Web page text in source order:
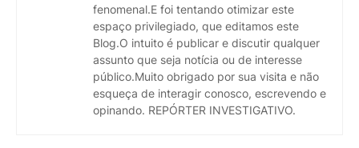
fenomenal.E foi tentando otimizar este
espaço privilegiado, que editamos este
Blog.O intuito é publicar e discutir qualquer
assunto que seja notícia ou de interesse
público.Muito obrigado por sua visita e não
esqueça de interagir conosco, escrevendo e
opinando. REPÓRTER INVESTIGATIVO.